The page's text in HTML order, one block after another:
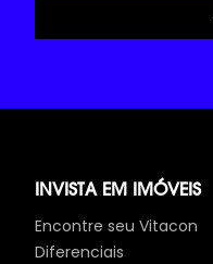
INVISTA EM IMÓVEIS
Encontre seu Vitacon
Diferenciais